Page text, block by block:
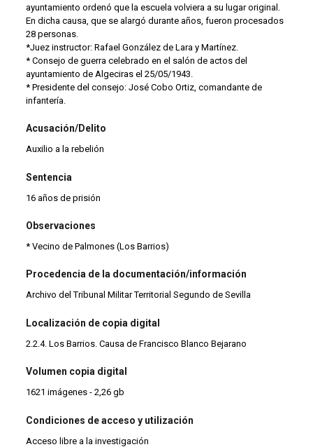
ayuntamiento ordenó que la escuela volviera a su lugar original.
En dicha causa, que se alargó durante años, fueron procesados
28 personas.
*Juez instructor: Rafael González de Lara y Martínez.
* Consejo de guerra celebrado en el salón de actos del
ayuntamiento de Algeciras el 25/05/1943.
* Presidente del consejo: José Cobo Ortiz, comandante de
infantería.
Acusación/Delito
Auxilio a la rebelión
Sentencia
16 años de prisión
Observaciones
* Vecino de Palmones (Los Barrios)
Procedencia de la documentación/información
Archivo del Tribunal Militar Territorial Segundo de Sevilla
Localización de copia digital
2.2.4. Los Barrios. Causa de Francisco Blanco Bejarano
Volumen copia digital
1621 imágenes - 2,26 gb
Condiciones de acceso y utilización
Acceso libre a la investigación